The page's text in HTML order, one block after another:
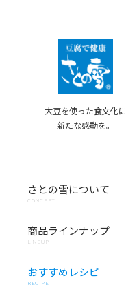
大豆を使った食文化に
新たな感動を。
さとの雪について
CONCEPT
商品ラインナップ
LINEUP
おすすめレシピ
RECIPE